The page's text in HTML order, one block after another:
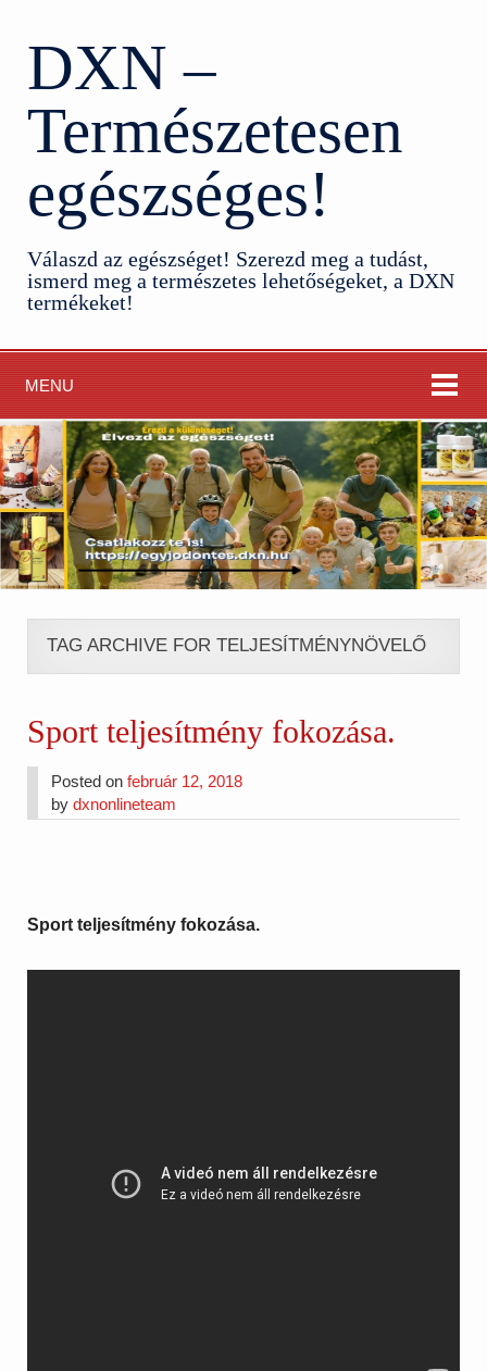
DXN –
Természetesen
egészséges!
Válaszd az egészséget! Szerezd meg a tudást,
ismerd meg a természetes lehetőségeket, a DXN
termékeket!
MENU
TAG ARCHIVE FOR TELJESÍTMÉNYNÖVELŐ
Sport teljesítmény fokozása.
Posted onfebruár 12, 2018
bydxnonlineteam
Sport teljesítmény fokozása.